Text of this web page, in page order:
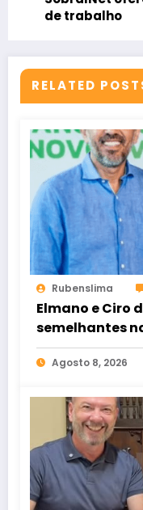
de trabalho
RELATED
Rubenslima
Elmano e Ciro
semelhantes
de rádio e TV
Agosto 8, 2026